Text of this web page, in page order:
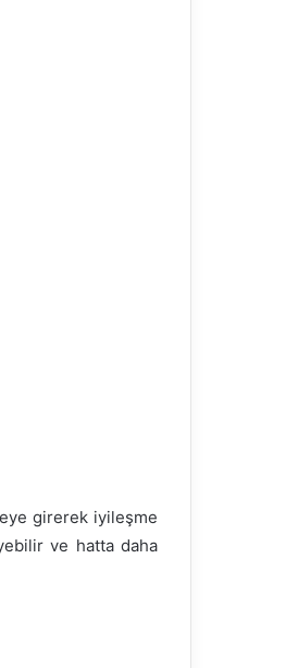
girerek iyileşme
ve hatta daha